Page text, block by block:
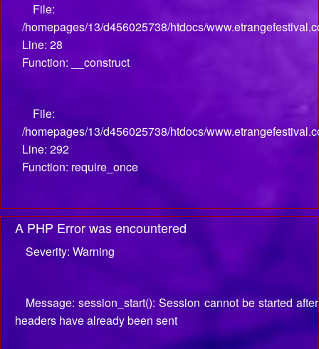
File:
/homepages/13/d456025738/htdocs/
Line: 28
Function: __construct
File:
/homepages/13/d456025738/htdocs/
Line: 292
Function: require_once
A PHP Error was encountered
Severity: Warning
Message: session_start(): Session cannot be started after
headers have already been sent